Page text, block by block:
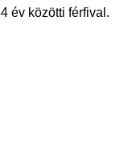
év közötti férfival.